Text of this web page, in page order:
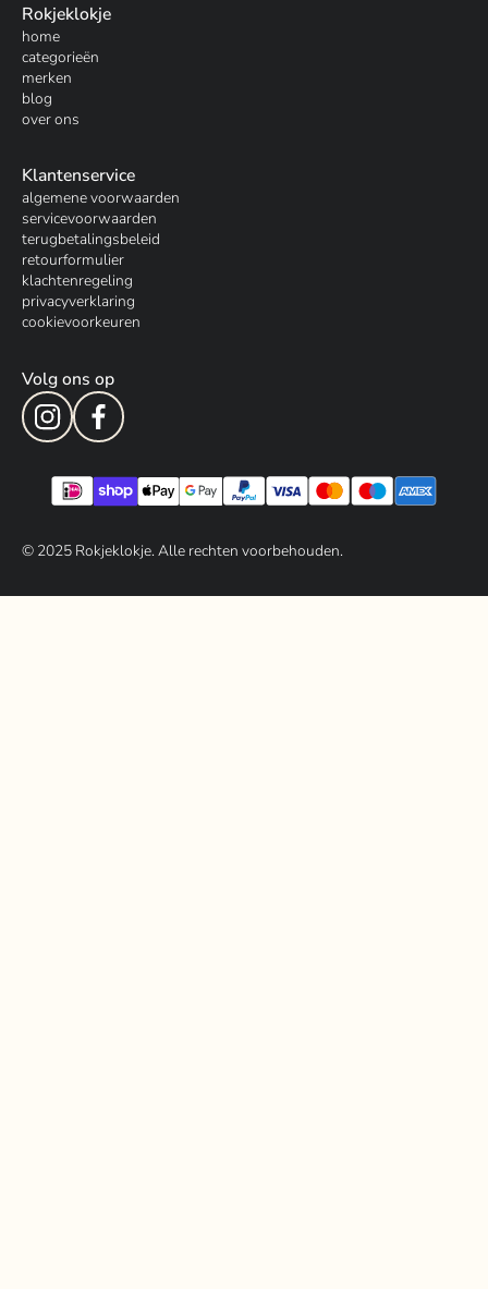
Rokjeklokje
home
categorieën
merken
blog
over ons
Klantenservice
algemene voorwaarden
servicevoorwaarden
terugbetalingsbeleid
retourformulier
klachtenregeling
privacyverklaring
cookievoorkeuren
Volg ons op
© 2025Rokjeklokje. Alle rechten voorbehouden.